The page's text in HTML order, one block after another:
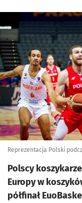
Kliknij, aby powiększyć
Reprezentacja Polski
Polscy
Europy w
półfinał